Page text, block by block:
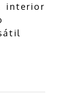
interior